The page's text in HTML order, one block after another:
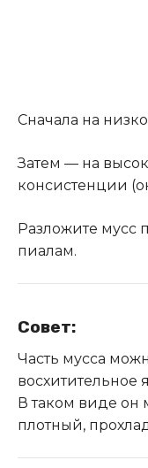
Сначала на
Затем — на
консистенции
Разложите
пиалам.
Совет:
Часть мусса
восхитительное
В таком виде он
плотный,